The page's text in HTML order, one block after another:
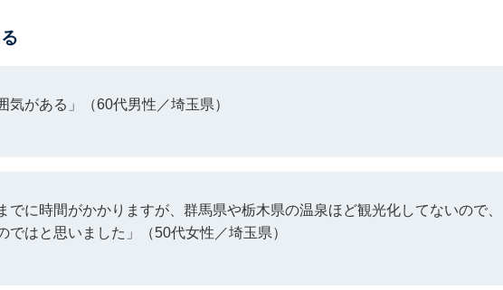
気がある」（60代男性／埼玉県）
でに時間がかかりますが、群馬県や栃木県の温泉ほど観光化してないので、
ではと思いました」（50代女性／埼玉県）